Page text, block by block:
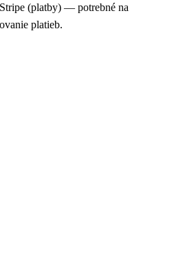
(platby) — potrebné na
platieb.